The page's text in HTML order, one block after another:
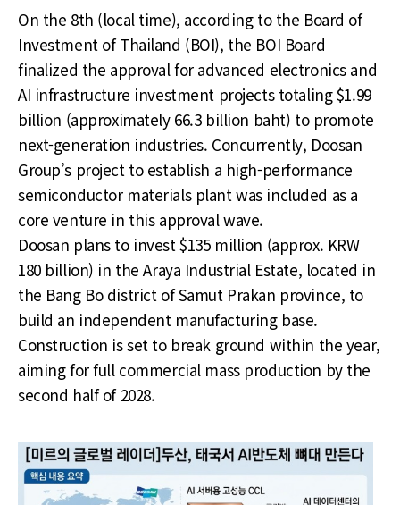
On the 8th (local time), according to the Board of
Investment of Thailand (BOI), the BOI Board
finalized the approval for advanced electronics and
AI infrastructure investment projects totaling $1.99
billion (approximately 66.3 billion baht) to promote
next-generation industries. Concurrently, Doosan
Group’s project to establish a high-performance
semiconductor materials plant was included as a
core venture in this approval wave.
Doosan plans to invest $135 million (approx. KRW
180 billion) in the Araya Industrial Estate, located in
the Bang Bo district of Samut Prakan province, to
build an independent manufacturing base.
Construction is set to break ground within the year,
aiming for full commercial mass production by the
second half of 2028.